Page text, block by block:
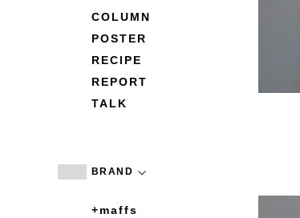
COLUMN
POSTER
RECIPE
REPORT
TALK
BRAND
+maffs